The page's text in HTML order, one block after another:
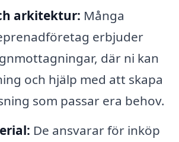
arkitektur: Många
erbjuder
där ni kan
och hjälp med att skapa
som passar era behov.
De ansvarar för inköp